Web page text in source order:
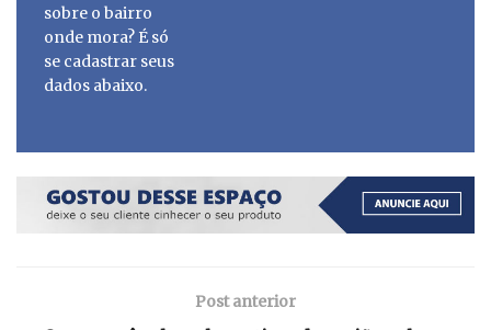
sobre o bairro
onde mora? É só
se cadastrar seus
dados abaixo.
Post anterior